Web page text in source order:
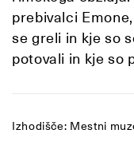
prebivalci
se greli in kje so
potovali in kje so
Izhodišče: Mestni